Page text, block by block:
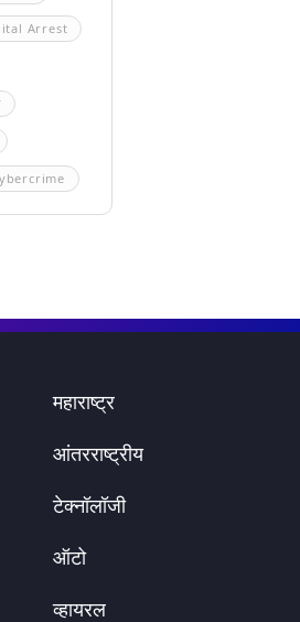
Arrest
महाराष्ट्र
आंतरराष्ट्रीय
टेक्नॉलॉजी
ऑटो
व्हायरल